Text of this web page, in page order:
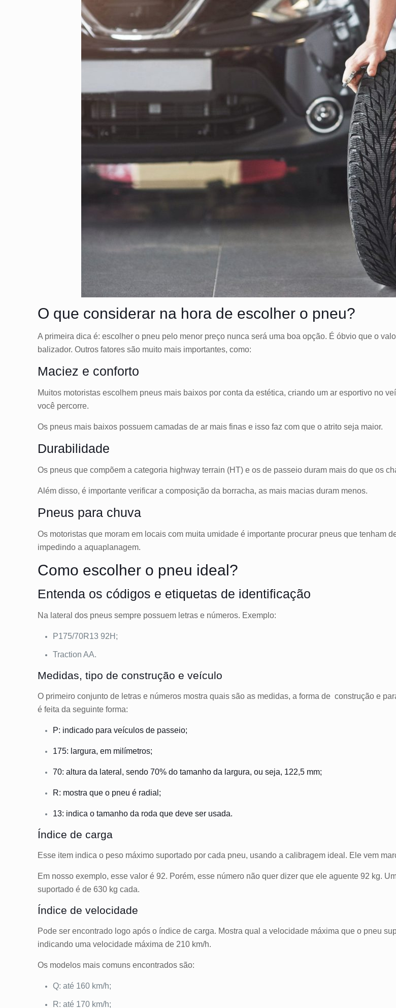
O que considerar na hora de escolher o pneu?
A primeira dica é: escolher o pneu pelo menor preço nunca será uma boa opção. É óbvio que o
balizador. Outros fatores são muito mais importantes, como:
Maciez e conforto
Muitos motoristas escolhem pneus mais baixos por conta da estética, criando um ar esportivo no
você percorre.
Os pneus mais baixos possuem camadas de ar mais finas e isso faz com que o atrito seja maior.
Durabilidade
Os pneus que compõem a categoria highway terrain (HT) e os de passeio duram mais do que os
Além disso, é importante verificar a composição da borracha, as mais macias duram menos.
Pneus para chuva
Os motoristas que moram em locais com muita umidade é importante procurar pneus que tenham
impedindo a aquaplanagem.
Como escolher o pneu ideal?
Entenda os códigos e etiquetas de identificação
Na lateral dos pneus sempre possuem letras e números. Exemplo:
P175/70R13 92H;
Traction AA.
Medidas, tipo de construção e veículo
O primeiro conjunto de letras e números mostra quais são as medidas, a forma de construção e
é feita da seguinte forma:
P: indicado para veículos de passeio;
175: largura, em milímetros;
70: altura da lateral, sendo 70% do tamanho da largura, ou seja, 122,5 mm;
R: mostra que o pneu é radial;
13: indica o tamanho da roda que deve ser usada.
Índice de carga
Esse item indica o peso máximo suportado por cada pneu, usando a calibragem ideal. Ele vem
Em nosso exemplo, esse valor é 92. Porém, esse número não quer dizer que ele aguente 92 kg.
suportado é de 630 kg cada.
Índice de velocidade
Pode ser encontrado logo após o índice de carga. Mostra qual a velocidade máxima que o pneu
indicando uma velocidade máxima de 210 km/h.
Os modelos mais comuns encontrados são:
Q: até 160 km/h;
R: até 170 km/h;